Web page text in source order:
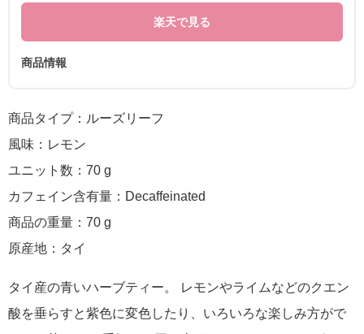
楽天で見る
商品情報
商品タイプ：ルーズリーフ
風味：レモン
ユニット数：70 g
カフェイン含有量：Decaffeinated
商品の重量：70 g
原産地：タイ
タイ産の青いハーブティー。 レモンやライムなどのクエン
酸を垂らすと紫色に変色したり、いろいろな楽しみ方がで